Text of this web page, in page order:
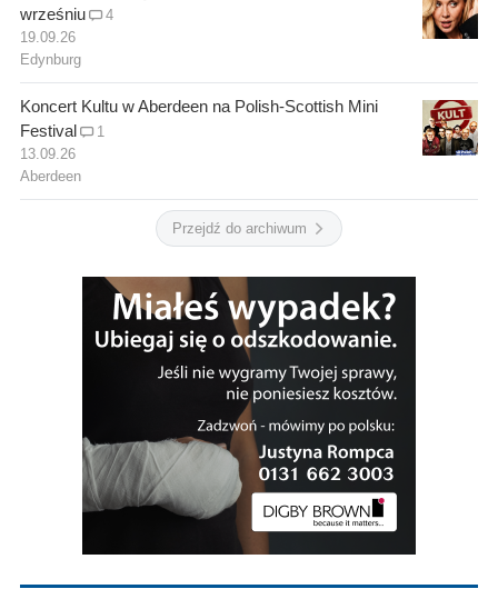
wrześniu
4
19.09.26
Edynburg
Koncert Kultu w Aberdeen na Polish-Scottish Mini
Festival
1
13.09.26
Aberdeen
Przejdź do archiwum